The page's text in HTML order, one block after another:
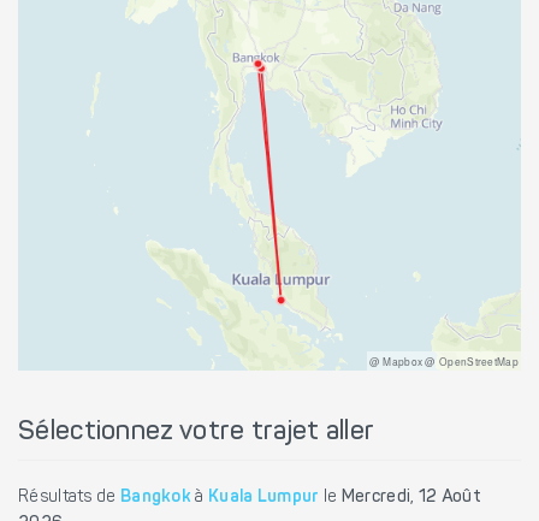
@ Mapbox @ OpenStreetMap
Sélectionnez votre trajet aller
Résultats de Bangkok à Kuala Lumpur le Mercredi, 12 Août